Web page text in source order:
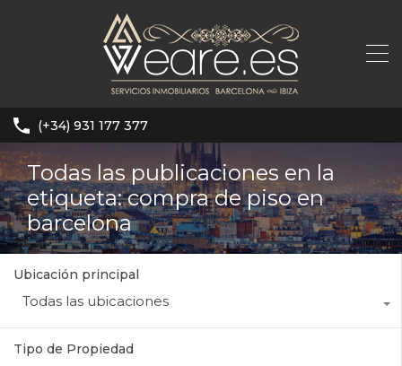
(+34) 931 177 377
Todas las publicaciones en la
etiqueta: compra de piso en
barcelona
Ubicación principal
Todas las ubicaciones
Tipo de Propiedad